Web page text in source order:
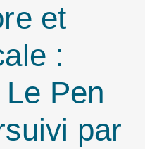
et
:
Pen
par